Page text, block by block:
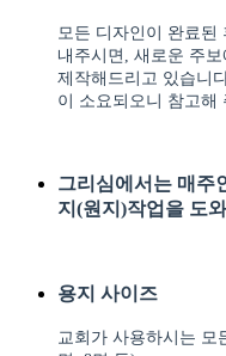
모든 디자인이 완료된
내주시면, 새로운 주
제작해드리고 있습니
이 소요되오니 참고해
그리심에서는 매주
지(원지)작업을 도
용지 사이즈
교회가 사용하시는 모